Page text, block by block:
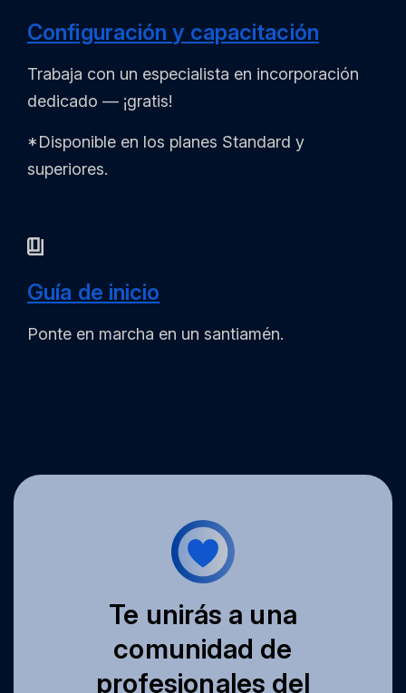
Configuración y capacitación
Trabaja con un especialista en incorporación
dedicado — ¡gratis!
*Disponible en los planes Standard y
superiores.
Guía de inicio
Ponte en marcha en un santiamén.
Te unirás a una
comunidad de
profesionales del